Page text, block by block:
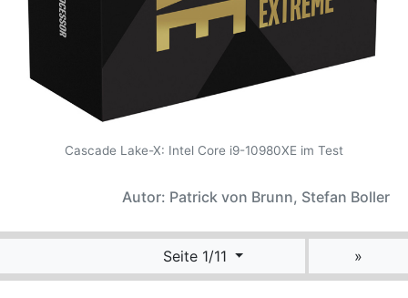
Cascade Lake-X: Intel Core i9-10980XE im Test
Autor: Patrick von Brunn, Stefan Boller
Seite 1/11 »